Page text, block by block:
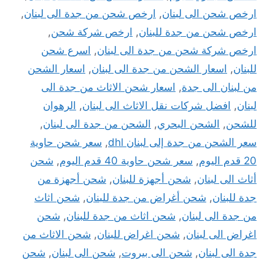
ارخص شحن الى لبنان, ارخص شحن من جدة الى لبنان,
ارخص شحن من جدة للبنان, ارخص شركة شحن,
ارخص شركة شحن من جدة الى لبنان, اسرع شحن
للبنان, اسعار الشحن من جدة الى لبنان, اسعار الشحن
من لبنان الى جدة, اسعار شحن الاثاث من جدة الى
لبنان, افضل شركات نقل الاثاث الى لبنان, الرهوان
للشحن, الشحن البحري, الشحن من جدة الى لبنان,
سعر الشحن من جدة إلى لبنان dhl
, سعر شحن حاوية
20 قدم اليوم
, سعر شحن حاوية 40 قدم اليوم , شحن
أثاث الى لبنان, شحن أجهزة للبنان, شحن أجهزة من
جدة للبنان, شحن أغراض من جدة للبنان, شحن اثاث
من جدة الى لبنان, شحن اثاث من جدة للبنان, شحن
اغراض الى لبنان, شحن اغراض للبنان, شحن الاثاث من
جدة الى لبنان, شحن الى بيروت, شحن الى لبنان, شحن